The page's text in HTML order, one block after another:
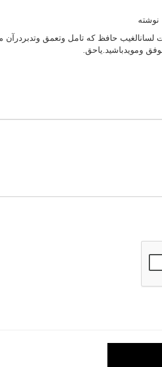
لسانالغیب حافظ که تامل وتعمق
ومویدباشید.یاحق.